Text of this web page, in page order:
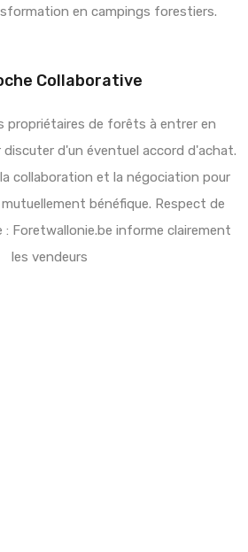
en campings forestiers.
Collaborative
propriétaires de forêts à entrer en
d'un éventuel accord d'achat.
collaboration et la négociation pour
bénéfique. Respect de
: Foretwallonie.be informe clairement
les vendeurs